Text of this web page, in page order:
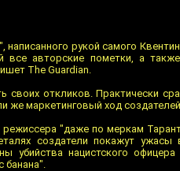
рукой самого
авторские пометки, а
The Guardian.
откликов. Практически
же маркетинговый ход
"даже по меркам
создатели покажут ужасы
убийства нацистского
банана".